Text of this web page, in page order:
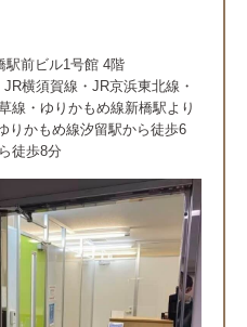
駅前ビル1号館 4階
横須賀線・JR京浜東北線・
線・ゆりかもめ線新橋駅より
りかもめ線汐留駅から徒歩6
徒歩8分